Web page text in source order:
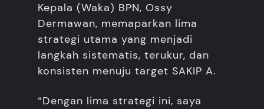
Kepala (Waka) BPN, Ossy
Dermawan, memaparkan lima
strategi utama yang menjadi
langkah sistematis, terukur, dan
konsisten menuju target SAKIP A.
“Dengan lima strategi ini, saya